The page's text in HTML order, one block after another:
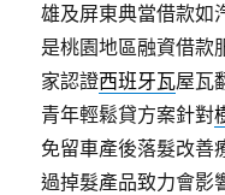
雄及屏東典當借款如
是桃園地區融資借款
家認證西班牙瓦屋瓦
青年輕鬆貸方案針對
免留車產後落髮改善
過掉髮產品致力會影